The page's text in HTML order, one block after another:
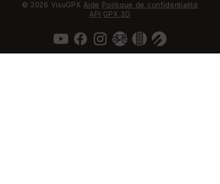
© 2026 VisuGPX Aide Politique de confidentialité
API GPX 3D